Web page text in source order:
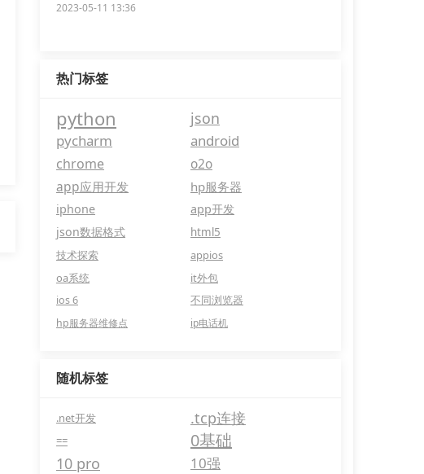
2023-05-11 13:36
热门标签
python json
pycharm android
chrome
o2o
app应用开发
hp服务器
iphone
app开发
json数据格式
html5
技术探索
appios
oa系统
it外包
ios 6
不同浏览器
hp服务器维修点
ip电话机
随机标签
.net开发 .tcp连接
== 0基础
10 pro 10强